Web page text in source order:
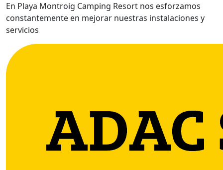
En Playa Montroig Camping Resort nos esforzamos
constantemente en mejorar nuestras instalaciones y
servicios